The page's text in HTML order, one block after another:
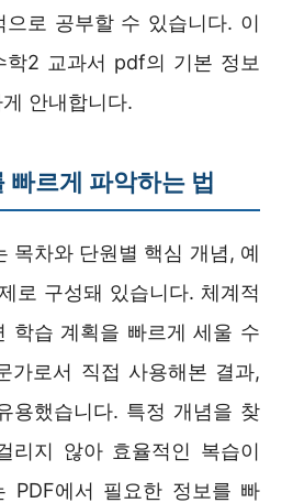
로 공부할 수 있습니다. 이
학2 교과서 pdf의 기본 정보
안내합니다.
빠르게 파악하는 법
목차와 단원별 핵심 개념, 예
로 구성돼 있습니다. 체계적
학습 계획을 빠르게 세울 수
가로서 직접 사용해본 결과,
용했습니다. 특정 개념을 찾
리지 않아 효율적인 복습이
PDF에서 필요한 정보를 빠